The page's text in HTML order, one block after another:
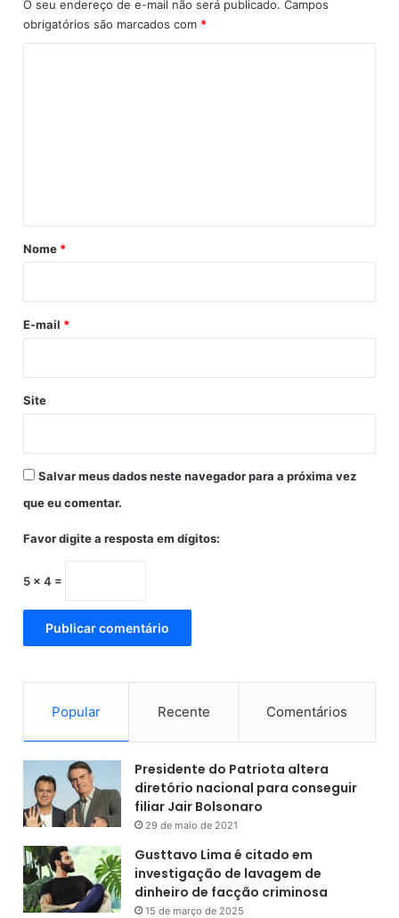
a
O seu endereço de e-mail não será publicado. Campos
obrigatórios são marcados com *
rNome *
E-mail *
Site
Salvar meus dados neste navegador para a próxima vez
que eu comentar.
Favor digite a resposta em dígitos:
5 × 4 =
Popular Recente Comentários
Presidente do Patriota altera
diretório nacional para conseguir
filiar Jair Bolsonaro
29 de maio de 2021
Gusttavo Lima é citado em
investigação de lavagem de
dinheiro de facção criminosa
15 de março de 2025